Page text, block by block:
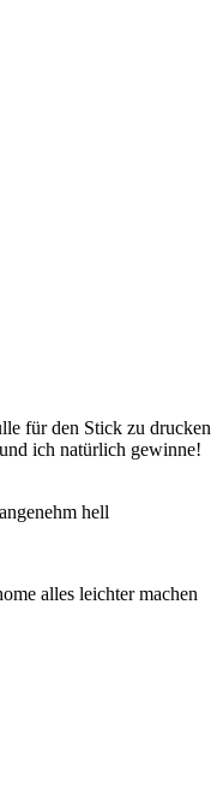
für den Stick zu drucken
ich natürlich gewinne!
hell
alles leichter machen